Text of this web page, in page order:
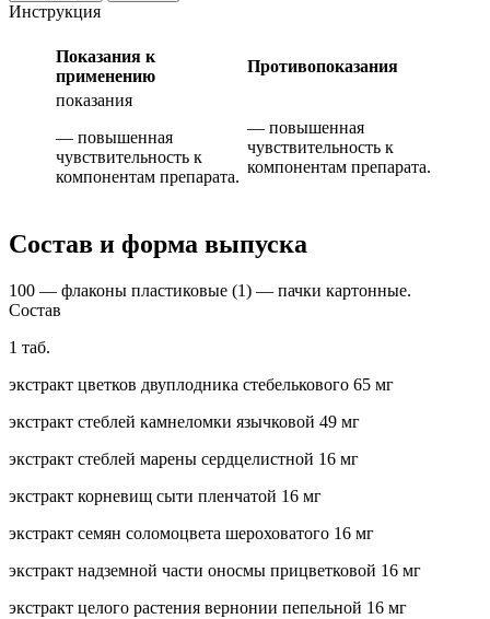
Инструкция
Показания к
применению
Противопоказания
показания
— повышенная
чувствительность к
компонентам препарата.
— повышенная
чувствительность к
компонентам препарата.
Состав и форма выпуска
100 — флаконы пластиковые (1) — пачки картонные.
Состав
1 таб.
экстракт цветков двуплодника стебелькового 65 мг
экстракт стеблей камнеломки язычковой 49 мг
экстракт стеблей марены сердцелистной 16 мг
экстракт корневищ сыти пленчатой 16 мг
экстракт семян соломоцвета шероховатого 16 мг
экстракт надземной части оносмы прицветковой 16 мг
экстракт целого растения вернонии пепельной 16 мг